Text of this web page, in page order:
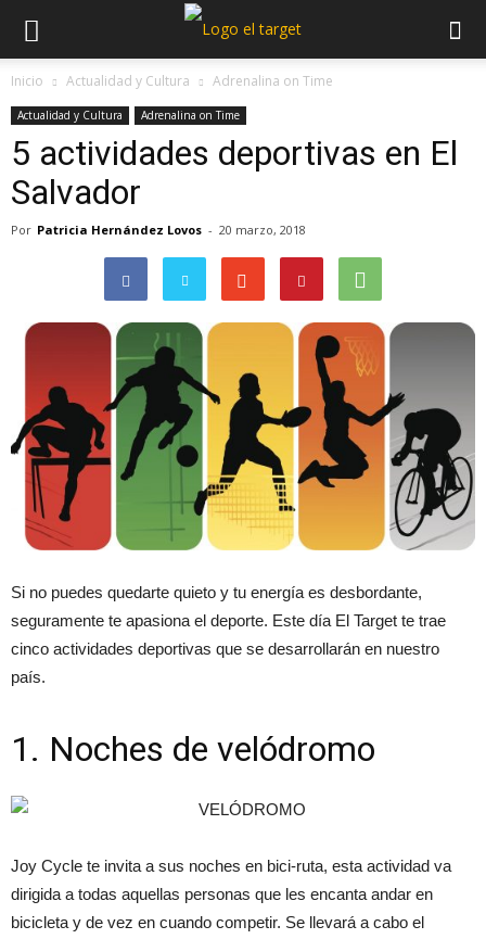
Inicio Actualidad y Cultura Adrenalina on Time
Actualidad y Cultura Adrenalina on Time
5 actividades deportivas en El
Salvador
Por Patricia Hernández Lovos - 20 marzo, 2018
Si no puedes quedarte quieto y tu energía es desbordante,
seguramente te apasiona el deporte. Este día El Target te trae
cinco actividades deportivas que se desarrollarán en nuestro
país.
1. Noches de velódromo
Joy Cycle te invita a sus noches en bici-ruta, esta actividad va
dirigida a todas aquellas personas que les encanta andar en
bicicleta y de vez en cuando competir. Se llevará a cabo el